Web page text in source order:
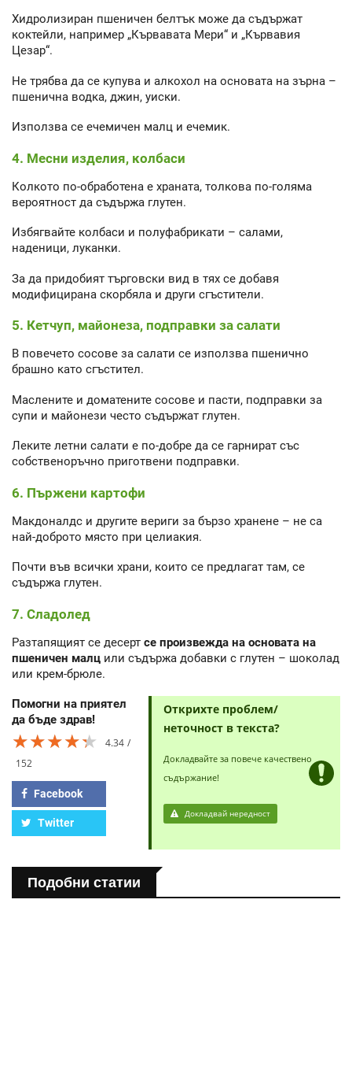
Хидролизиран пшеничен белтък може да съдържат
коктейли, например „Кървавата Мери“ и „Кървавия
Цезар“.
Не трябва да се купува и алкохол на основата на зърна –
пшенична водка, джин, уиски.
Използва се ечемичен малц и ечемик.
4. Месни изделия, колбаси
Колкото по-обработена е храната, толкова по-голяма
вероятност да съдържа глутен.
Избягвайте колбаси и полуфабрикати – салами,
наденици, луканки.
За да придобият търговски вид в тях се добавя
модифицирана скорбяла и други сгъстители.
5. Кетчуп, майонеза, подправки за салати
В повечето сосове за салати се използва пшенично
брашно като сгъстител.
Маслените и доматените сосове и пасти, подправки за
супи и майонези често съдържат глутен.
Леките летни салати е по-добре да се гарнират със
собственоръчно приготвени подправки.
6. Пържени картофи
Макдоналдс и другите вериги за бързо хранене – не са
най-доброто място при целиакия.
Почти във всички храни, които се предлагат там, се
съдържа глутен.
7. Сладолед
Разтапящият се десерт се произвежда на основата на
пшеничен малц или съдържа добавки с глутен – шоколад
или крем-брюле.
Помогни на приятел
да бъде здрав!
★★★★★
★★★★★
★★★★★
4.34
152
Facebook
Twitter
Открихте проблем/
неточност в текста?
Докладвайте за повече качествено
съдържание!
Докладвай нередност
Подобни статии